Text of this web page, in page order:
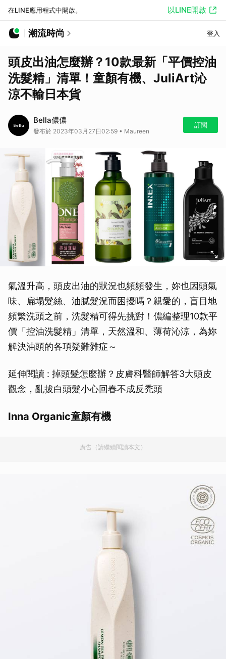
在LINE應用程式中開啟。 以LINE開啟
潮流時尚 登入
頭皮出油怎麼辦？10款最新「平價控油
洗髮精」清單！童顏有機、JuliArt沁
涼不輸日本貨
Bella儂儂
發布於 2023年03月27日02:59 • Maureen
訂閱
氣溫升高，頭皮出油的狀況也頻頻發生，妳也因頭氣
味、扁塌髮絲、油膩髮況而困擾嗎？親愛的，盲目地
頻繁洗頭之前，洗髮精可得先挑對！儂編整理10款平
價「控油洗髮精」清單，天然溫和、薄荷沁涼，為妳
解決油頭的各項疑難雜症～
延伸閱讀 : 掉頭髮怎麼辦？皮膚科醫師解答3大頭皮
觀念，亂拔白頭髮小心回春不成反禿頭
Inna Organic童顏有機
廣告（請繼續閱讀本文）